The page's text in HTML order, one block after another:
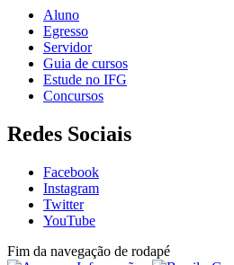
Aluno
Egresso
Servidor
Guia de cursos
Estude no IFG
Concursos
Redes Sociais
Facebook
Instagram
Twitter
YouTube
Fim da navegação de rodapé